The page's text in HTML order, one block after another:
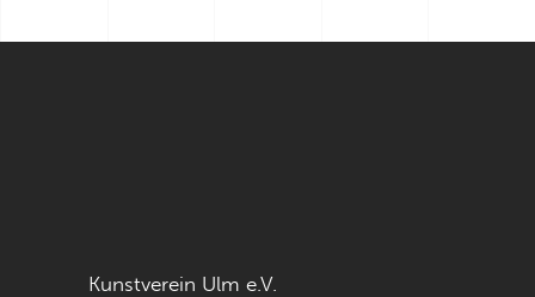
Kunstverein Ulm e.V.